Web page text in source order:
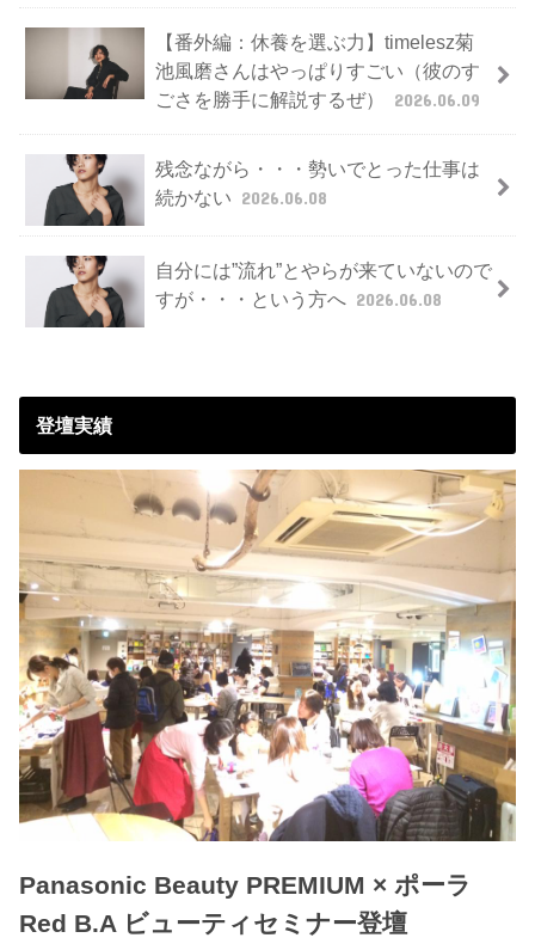
【番外編：休養を選ぶ力】timelesz菊
池風磨さんはやっぱりすごい（彼のす
ごさを勝手に解説するぜ）
2026.06.09
残念ながら・・・勢いでとった仕事は
続かない 2026.06.08
自分には”流れ”とやらが来ていないので
すが・・・という方へ 2026.06.08
登壇実績
Panasonic Beauty PREMIUM × ポーラ
Red B.A ビューティセミナー登壇